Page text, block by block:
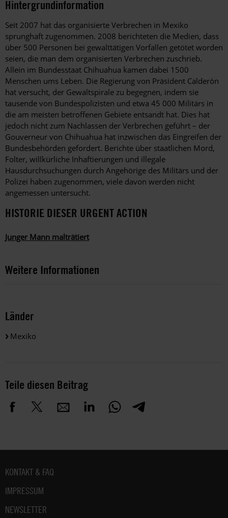
Hintergrundinformation
Hintergrund
Seit 2007 hat das organisierte Verbrechen in Mexiko
sprunghaft zugenommen. 2008 berichteten die Medien, dass
über 500 Personen bei gewalttätigen Vorfallen getötet worden
seien, die man dem organisierten Verbrechen zuschrieb.
Allein im Bundesstaat Chihuahua kamen dabei 1500
Menschen ums Leben. Die Regierung von Präsident Calderón
hat versucht, der Gewaltspirale zu begegnen, indem sie
tausende von Bundespolizisten und etwa 45 000 Militärs in
die am meisten betroffenen Gebiete entsandt hat. Dies hat
jedoch nicht zum Nachlassen der Verbrechen geführt – der
Gouverneur von Chihuahua hat inzwischen das Eingreifen der
Bundesbehörden gefordert. Berichte über staatlichen Mord,
Folter, willkürliche Inhaftierungen und illegale
Hausdurchsuchungen durch Angehörige des Militärs und der
Polizei haben zugenommen, viele davon werden nicht
angemessen untersucht.
HISTORIE DIESER URGENT ACTION
Junger Mann malträtiert
Weitere Informationen
Länder
Mexiko
Teile diesen Beitrag
Fußbereich
KONTAKT & FAQ
IMPRESSUM
NEWSLETTER